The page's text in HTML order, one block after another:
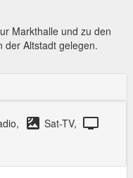
Markthalle und zu den
der Altstadt gelegen.
satellite Sat-TV, tv